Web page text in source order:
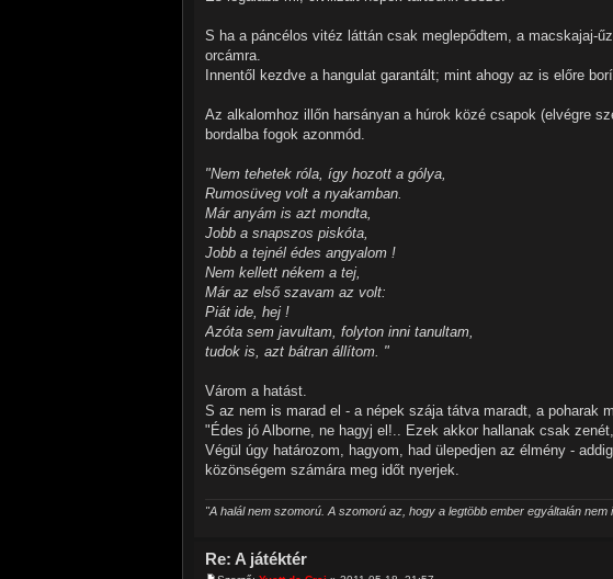
S ha a páncélos vitéz láttán csak meglepődtem, a macskajaj-
orcámra.
Innentől kezdve a hangulat garantált; mint ahogy az is előre
Az alkalomhoz illőn harsányan a húrok közé csapok (elvégre
bordalba fogok azonmód.
"Nem tehetek róla, így hozott a gólya,
Rumosüveg volt a nyakamban.
Már anyám is azt mondta,
Jobb a snapszos piskóta,
Jobb a tejnél édes angyalom !
Nem kellett nékem a tej,
Már az első szavam az volt:
Piát ide, hej !
Azóta sem javultam, folyton inni tanultam,
tudok is, azt bátran állítom. "
Várom a hatást.
S az nem is marad el - a népek szája tátva maradt, a poharak
"Édes jó Alborne, ne hagyj el!.. Ezek akkor hallanak csak
Végül úgy határozom, hagyom, had ülepedjen az élmény -
közönségem számára meg időt nyerjek.
"A halál nem szomorú. A szomorú az, hogy a legtöbb ember egyáltalán nem
Re: A játéktér